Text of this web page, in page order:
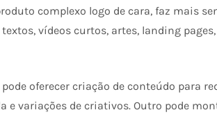
complexo logo de cara, faz mais
vídeos curtos, artes, landing
oferecer criação de conteúdo para
e variações de criativos. Outro pode